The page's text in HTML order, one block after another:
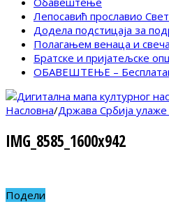
Лепосавић прославио
Додела подстицаја за
Полагањем венаца и
Братске и пријатељске
ОБАВЕШТЕЊЕ –
Насловна/Држава Србија улаже
IMG_8585_1600x942
Подели